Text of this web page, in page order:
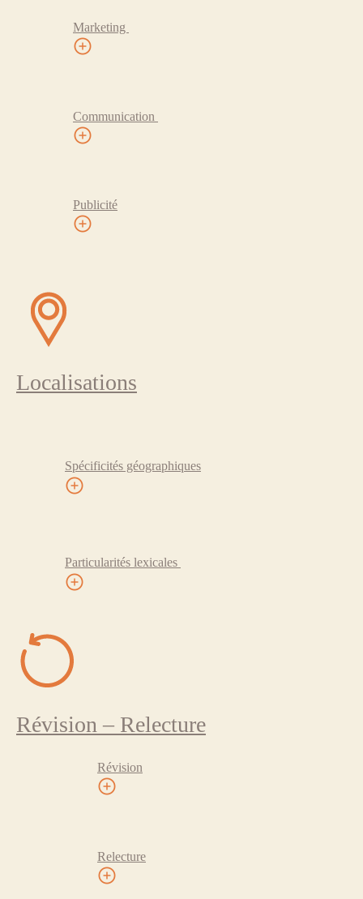
Marketing
Communication
Publicité
Localisations
Spécificités géographiques
Particularités lexicales
Révision – Relecture
Révision
Relecture